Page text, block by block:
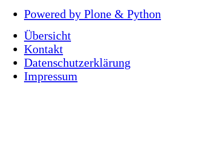
Powered by Plone & Python
Übersicht
Kontakt
Datenschutzerklärung
Impressum